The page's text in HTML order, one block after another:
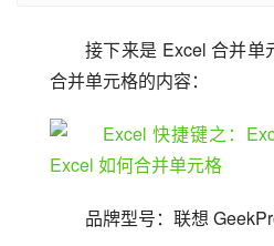
接下来是 Excel 合并单
合并单元格的内容：
品牌型号：联想